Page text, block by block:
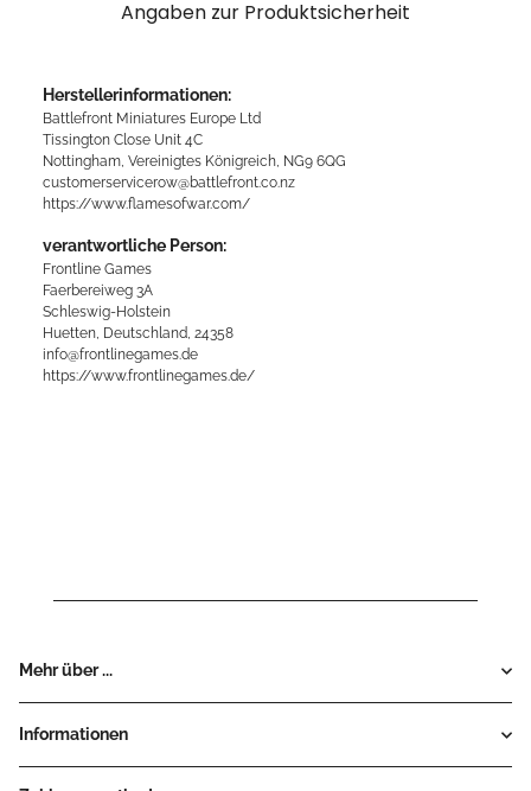
Angaben zur Produktsicherheit
Herstellerinformationen:
Battlefront Miniatures Europe Ltd
Tissington Close Unit 4C
Nottingham, Vereinigtes Königreich, NG9 6QG
customerservicerow@battlefront.co.nz
https://www.flamesofwar.com/
verantwortliche Person:
Frontline Games
Faerbereiweg 3A
Schleswig-Holstein
Huetten, Deutschland, 24358
info@frontlinegames.de
https://www.frontlinegames.de/
Mehr über ...
Informationen